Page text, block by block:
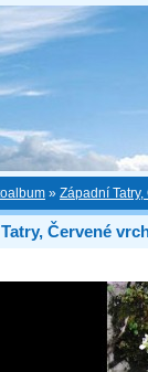
» Západní
Červené